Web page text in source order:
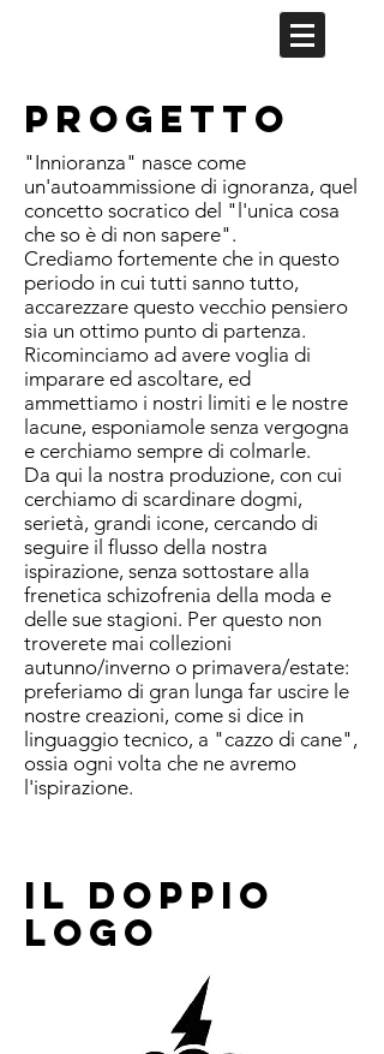
PROGETTO
"Innioranza" nasce come
un'autoammissione di ignoranza, quel
concetto socratico del "l'unica cosa
che so è di non sapere".
Crediamo fortemente che in questo
periodo in cui tutti sanno tutto,
accarezzare questo vecchio pensiero
sia un ottimo punto di partenza.
Ricominciamo ad avere voglia di
imparare ed ascoltare, ed
ammettiamo i nostri limiti e le nostre
lacune, esponiamole senza vergogna
e cerchiamo sempre di colmarle.
Da qui la nostra produzione, con cui
cerchiamo di scardinare dogmi,
serietà, grandi icone, cercando di
seguire il flusso della nostra
ispirazione, senza sottostare alla
frenetica schizofrenia della moda e
delle sue stagioni. Per questo non
troverete mai collezioni
autunno/inverno o primavera/estate:
preferiamo di gran lunga far uscire le
nostre creazioni, come si dice in
linguaggio tecnico, a "cazzo di cane",
ossia ogni volta che ne avremo
l'ispirazione.
IL DOPPIO
LOGO